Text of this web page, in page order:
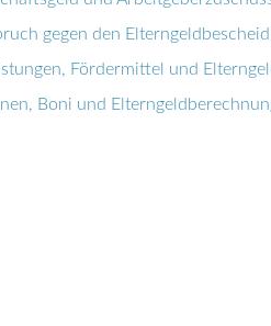
gegen den
Fördermittel und
Boni und